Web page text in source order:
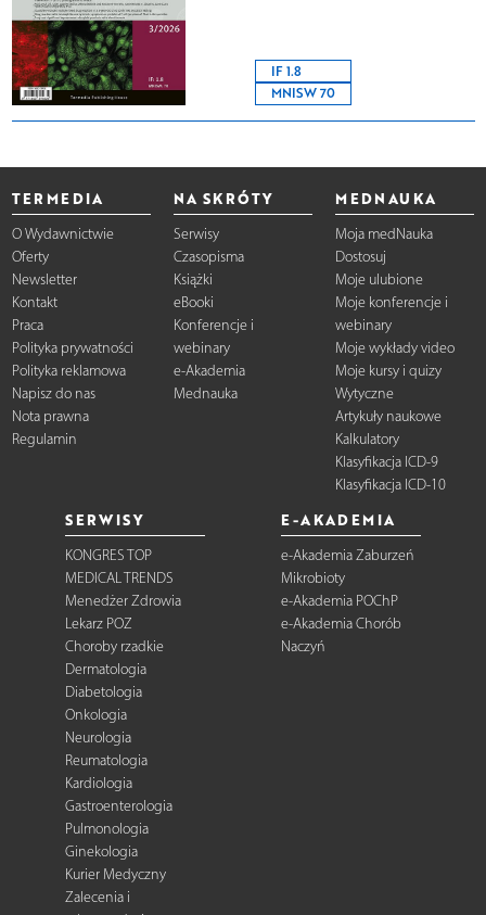
IF 1.8
MNISW 70
TERMEDIA
O Wydawnictwie
Oferty
Newsletter
Kontakt
Praca
Polityka prywatności
Polityka reklamowa
Napisz do nas
Nota prawna
Regulamin
NA SKRÓTY
Serwisy
Czasopisma
Książki
eBooki
Konferencje i
webinary
e-Akademia
Mednauka
MEDNAUKA
Moja medNauka
Dostosuj
Moje ulubione
Moje konferencje i
webinary
Moje wykłady video
Moje kursy i quizy
Wytyczne
Artykuły naukowe
Kalkulatory
Klasyfikacja ICD-9
Klasyfikacja ICD-10
SERWISY
KONGRES TOP
MEDICAL TRENDS
Menedżer Zdrowia
Lekarz POZ
Choroby rzadkie
Dermatologia
Diabetologia
Onkologia
Neurologia
Reumatologia
Kardiologia
Gastroenterologia
Pulmonologia
Ginekologia
Kurier Medyczny
Zalecenia i
E-AKADEMIA
e-Akademia Zaburzeń
Mikrobioty
e-Akademia POChP
e-Akademia Chorób
Naczyń